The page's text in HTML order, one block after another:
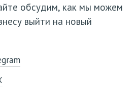
обсудим, как мы можем
выйти на новый